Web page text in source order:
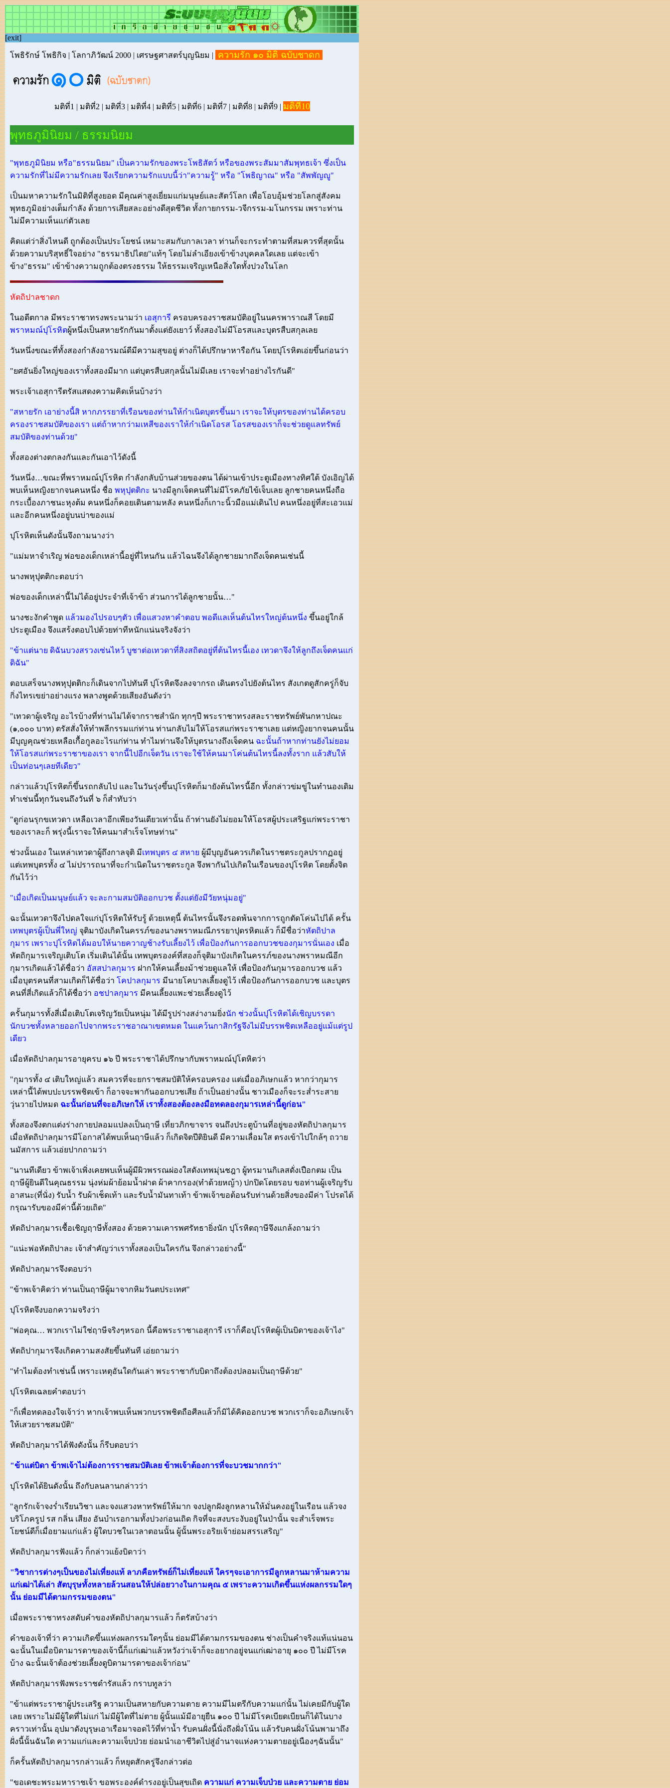
[exit]
โพธิรักษ์ โพธิกิจ | โลกาภิวัฒน์ 2000 | เศรษฐศาสตร์บุญนิยม | ความรัก ๑๐ มิติ ฉบับชาดก
มติที่1 | มติที่2 | มติที่3| มติที่4| มติที่5| มติที่6| มติที่7| มติที่8| มติที่9| มติที่10
พุทธภูมินิยม / ธรรมนิยม
"พุทธภูมินิยม หรือ"ธรรมนิยม" เป็นความรักของพระโพธิสัตว์ หรือของพระสัมมาสัมพุทธเจ้า ซึ่งเป็น
ความรักที่ไม่มีความรักเลย จึงเรียกความรักแบบนี้ว่า"ความรู้" หรือ "โพธิญาณ" หรือ "สัพพัญญู"
เป็นมหาความรักในมิติที่สูงยอด มีคุณค่าสูงเยี่ยมแก่มนุษย์และสัตว์โลก เพื่อโอบอุ้มช่วยโลกสู่สังคม
พุทธภูมิอย่างเต็มกำลัง ด้วยการเสียสละอย่างดีสุดชีวิต ทั้งกายกรรม-วจีกรรม-มโนกรรม เพราะท่าน
ไม่มีความเห็นแก่ตัวเลย
คิดแต่ว่าสิ่งไหนดี ถูกต้องเป็นประโยชน์ เหมาะสมกับกาลเวลา ท่านก็จะกระทำตามที่สมควรที่สุดนั้น
ด้วยความบริสุทธิ์ใจอย่าง "ธรรมาธิปไตย"แท้ๆ โดยไม่ลำเอียงเข้าข้างบุคคลใดเลย แต่จะเข้า
ข้าง"ธรรม" เข้าข้างความถูกต้องตรงธรรม ให้ธรรมเจริญเหนือสิ่งใดทั้งปวงในโลก
หัตถิปาลชาดก
ในอดีตกาล มีพระราชาทรงพระนามว่า เอสุการี ครอบครองราชสมบัติอยู่ในนครพาราณสี โดยมี
พราหมณ์ปุโรหิตผู้หนึ่งเป็นสหายรักกันมาตั้งแต่ยังเยาว์ ทั้งสองไม่มีโอรสและบุตรสืบสกุลเลย
วันหนึ่งขณะที่ทั้งสองกำลังอารมณ์ดีมีความสุขอยู่ ต่างก็ได้ปรึกษาหารือกัน โดยปุโรหิตเอ่ยขึ้นก่อนว่า
"ยศอันยิ่งใหญ่ของเราทั้งสองมีมาก แต่บุตรสืบสกุลนั้นไม่มีเลย เราจะทำอย่างไรกันดี"
พระเจ้าเอสุการีตรัสแสดงความคิดเห็นบ้างว่า
"สหายรัก เอาย่างนี้สิ หากภรรยาที่เรือนของท่านให้กำเนิดบุตรขึ้นมา เราจะให้บุตรของท่านได้ครอบ
ครองราชสมบัติของเรา แต่ถ้าหากว่ามเหสีของเราให้กำเนิดโอรส โอรสของเราก็จะช่วยดูแลทรัพย์
สมบัติของท่านด้วย"
ทั้งสองต่างตกลงกันและกันเอาไว้ดังนี้
วันหนึ่ง…ขณะที่พราหมณ์ปุโรหิต กำลังกลับบ้านส่วยของตน ได้ผ่านเข้าประตูเมืองทางทิศใต้ บังเอิญได้
พบเห็นหญิงยากจนคนหนึ่ง ชื่อ พหุปุตติกะ นางมีลูกเจ็ดคนที่ไม่มีโรคภัยไข้เจ็บเลย ลูกชายคนหนึ่งถือ
กระเบื้องภาชนะหุงต้ม คนหนึ่งก็คอยเดินตามหลัง คนหนึ่งก็เกาะนิ้วมือแม่เดินไป คนหนึ่งอยู่ที่สะเอวแม่
และอีกคนหนึ่งอยู่บนบ่าของแม่
ปุโรหิตเห็นดังนั้นจึงถามนางว่า
"แม่มหาจำเริญ พ่อของเด็กเหล่านี้อยู่ที่ไหนกัน แล้วไฉนจึงได้ลูกชายมากถึงเจ็ดคนเช่นนี้
นางพหุปุตติกะตอบว่า
พ่อของเด็กเหล่านี้ไม่ได้อยู่ประจำที่เจ้าข้า ส่วนการได้ลูกชายนั้น…"
นางชะงักคำพูด แล้วมองไปรอบๆตัว เพื่อแสวงหาคำตอบ พอดีแลเห็นต้นไทรใหญ่ต้นหนึ่ง ขึ้นอยู่ใกล้
ประตูเมือง จึงแสร้งตอบไปด้วยท่าทีหนักแน่นจริงจังว่า
"ข้าแต่นาย ดิฉันบวงสรวงเซ่นไหว้ บูชาต่อเทวดาที่สิงสถิตอยู่ที่ต้นไทรนี้เอง เทวดาจึงให้ลูกถึงเจ็ดคนแก่
ดิฉัน"
ตอบเสร็จนางพหุปุตติกะก็เดินจากไปทันที ปุโรหิตจึงลงจากรถ เดินตรงไปยังต้นไทร สังเกตดูสักครู่ก็จับ
กิ่งไทรเขย่าอย่างแรง พลางพูดด้วยเสียงอันดังว่า
"เทวดาผู้เจริญ อะไรบ้างที่ท่านไม่ได้จากราชสำนัก ทุกๆปี พระราชาทรงสละราชทรัพย์พันกหาปณะ
(๑,๐๐๐ บาท) ตรัสสั่งให้ทำพลีกรรมแก่ท่าน ท่านกลับไม่ให้โอรสแก่พระราชาเลย แต่หญิงยากจนคนนั้น
มีบุญคุณช่วยเหลือเกื้อกูลอะไรแก่ท่าน ทำไมท่านจึงให้บุตรนางถึงเจ็ดคน ฉะนั้นถ้าหากท่านยังไม่ยอม
ให้โอรสแก่พระราชาของเรา จากนี้ไปอีกเจ็ดวัน เราจะใช้ให้คนมาโค่นต้นไทรนี้ลงทั้งราก แล้วสับให้
เป็นท่อนๆเลยทีเดียว"
กล่าวแล้วปุโรหิตก็ขึ้นรถกลับไป และในวันรุ่งขึ้นปุโรหิตก็มายังต้นไทรนี้อีก ทั้งกล่าวข่มขู่ในทำนองเดิม
ทำเช่นนี้ทุกวันจนถึงวันที่ ๖ ก็สำทับว่า
"ดูก่อนรุกขเทวดา เหลือเวลาอีกเพียงวันเดียวเท่านั้น ถ้าท่านยังไม่ยอมให้โอรสผู้ประเสริฐแก่พระราชา
ของเราละก็ พรุ่งนี้เราจะให้คนมาสำเร็จโทษท่าน"
ช่วงนั้นเอง ในเหล่าเทวดาผู้ถึงกาลจุติ มีเทพบุตร ๔ สหาย ผู้มีบุญอันควรเกิดในราชตระกูลปรากฏอยู่
แต่เทพบุตรทั้ง ๔ ไม่ปรารถนาที่จะกำเนิดในราชตระกูล จึงพากันไปเกิดในเรือนของปุโรหิต โดยตั้งจิต
กันไว้ว่า
"เมื่อเกิดเป็นมนุษย์แล้ว จะละกามสมบัติออกบวช ตั้งแต่ยังมีวัยหนุ่มอยู่"
ฉะนั้นเทวดาจึงไปดลใจแก่ปุโรหิตให้รับรู้ ด้วยเหตุนี้ ต้นไทรนั้นจึงรอดพ้นจากการถูกตัดโค่นไปได้ ครั้น
เทพบุตรผู้เป็นพี่ใหญ่ จุติมาบังเกิดในครรภ์ของนางพราหมณีภรรยาปุดรหิตแล้ว ก็มีชื่อว่าหัตถิปาล
กุมาร เพราะปุโรหิตได้มอบให้นายควาญช้างรับเลี้ยงไว้ เพื่อป้องกันการออกบวชของกุมารนั่นเอง เมื่อ
หัตถิกุมารเจริญเติบโต เริ่มเดินได้นั้น เทพบุตรองค์ที่สองก็จุติมาบังเกิดในครรภ์ของนางพราหมณีอีก
กุมารเกิดแล้วได้ชื่อว่า อัสสปาลกุมาร ฝากให้คนเลี้ยงม้าช่วยดูแลให้ เพื่อป้องกันกุมารออกบวช แล้ว
เมื่อบุตรคนที่สามเกิดก็ได้ชื่อว่า โคปาลกุมาร มีนายโคบาลเลี้ยงดูไว้ เพื่อป้องกันการออกบวช และบุตร
คนที่สี่เกิดแล้วก็ได้ชื่อว่า อชปาลกุมาร มีคนเลี้ยงแพะช่วยเลี้ยงดูไว้
ครั้นกุมารทั้งสี่เมื่อเติบโตเจริญวัยเป็นหนุ่ม ได้มีรูปร่างสง่างามยิ่งนัก ช่วงนั้นปุโรหิตได้เชิญบรรดา
นักบวชทั้งหลายออกไปจากพระราชอาณาเขตหมด ในแคว้นกาสิกรัฐจึงไม่มีบรรพชิตเหลืออยู่แม้แต่รูป
เดียว
เมื่อหัตถิปาลกุมารอายุครบ ๑๖ ปี พระราชาได้ปรึกษากับพราหมณ์ปุโตหิตว่า
"กุมารทั้ง ๔ เติบใหญ่แล้ว สมควรที่จะยกราชสมบัติให้ครอบครอง แต่เมื่ออภิเษกแล้ว หากว่ากุมาร
เหล่านี้ได้พบปะบรรพชิตเข้า ก็อาจจะพากันออกบวชเสีย ถ้าเป็นอย่างนั้น ชาวเมืองก็จะระส่ำระสาย
วุ่นวายไปหมด ฉะนั้นก่อนที่จะอภิเษกให้ เราทั้งสองต้องลงมือทดลองกุมารเหล่านี้ดูก่อน"
ทั้งสองจึงตกแต่งร่างกายปลอมแปลงเป็นฤาษี เที่ยวภิกขาจาร จนถึงประตูบ้านที่อยู่ของหัตถิปาลกุมาร
เมื่อหัตถิปาลกุมารมีโอกาสได้พบเห็นฤาษีแล้ว ก็เกิดจิตปีติยินดี มีความเลื่อมใส ตรงเข้าไปใกล้ๆ ถวาย
นมัสการ แล้วเอ่ยปากถามว่า
"นานทีเดียว ข้าพเจ้าเพิ่งเคยพบเห็นผู้มีผิวพรรณผ่องใสดังเทพมุ่นชฎา ผู้ทรมานกิเลสดั่งเปือกตม เป็น
ฤาษีผู้ยินดีในคุณธรรม นุ่งห่มผ้าย้อมน้ำฝาด ผ้าคากรอง(ทำด้วยหญ้า) ปกปิดโดยรอบ ขอท่านผู้เจริญรับ
อาสนะ(ที่นั่ง) รับน้ำ รับผ้าเช็ดเท้า และรับน้ำมันทาเท้า ข้าพเจ้าขอต้อนรับท่านด้วยสิ่งของมีค่า โปรดได้
กรุณารับของมีค่านี้ด้วยเถิด"
หัตถิปาลกุมารเชื้อเชิญฤาษีทั้งสอง ด้วยความเคารพศรัทธายิ่งนัก ปุโรหิตฤาษีจึงแกล้งถามว่า
"แน่ะพ่อหัตถิปาละ เจ้าสำคัญว่าเราทั้งสองเป็นใครกัน จึงกล่าวอย่างนี้"
หัตถิปาลกุมารจึงตอบว่า
"ข้าพเจ้าคิดว่า ท่านเป็นฤาษีผู้มาจากหิมวันตประเทศ"
ปุโรหิตจึงบอกความจริงว่า
"พ่อคุณ… พวกเราไม่ใช่ฤาษีจริงๆหรอก นี้คือพระราชาเอสุการี เราก็คือปุโรหิตผู้เป็นบิดาของเจ้าไง"
หัตถิปากุมารจึงเกิดความสงสัยขึ้นทันที เอ่ยถามว่า
"ทำไมต้องทำเช่นนี้ เพราะเหตุอันใดกันเล่า พระราชากับบิดาถึงต้องปลอมเป็นฤาษีด้วย"
ปุโรหิตเฉลยคำตอบว่า
"ก็เพื่อทดลองใจเจ้าว่า หากเจ้าพบเห็นพวกบรรพชิตถือศีลแล้วก็มิได้คิดออกบวช พวกเราก็จะอภิเษกเจ้า
ให้เสวยราชสมบัติ"
หัตถิปาลกุมารได้ฟังดังนั้น ก็รีบตอบว่า
"ข้าแต่บิดา ข้าพเจ้าไม่ต้องการราชสมบัติเลย ข้าพเจ้าต้องการที่จะบวชมากกว่า"
ปุโรหิตได้ยินดังนั้น ถึงกับลนลานกล่าวว่า
"ลูกรักเจ้าจงร่ำเรียนวิชา และจงแสวงหาทรัพย์ให้มาก จงปลูกฝังลูกหลานให้มั่นคงอยู่ในเรือน แล้วจง
บริโภครูป รส กลิ่น เสียง อันบำเรอกามทั้งปวงก่อนเถิด กิจที่จะสงบระงับอยู่ในป่านั้น จะสำเร็จพระ
โยชน์ดีก็เมื่อยามแก่แล้ว ผู้ใดบวชในเวลาตอนนั้น ผู้นั้นพระอริยเจ้าย่อมสรรเสริญ"
หัตถิปาลกุมารฟังแล้ว ก็กล่าวแย้งบิดาว่า
"วิชาการต่างๆเป็นของไม่เที่ยงแท้ ลาภคือทรัพย์ก็ไม่เที่ยงแท้ ใครๆจะเอาการมีลูกหลานมาห้ามความ
แก่เฒ่าได้เล่า สัตบุรุษทั้งหลายล้วนสอนให้ปล่อยวางในกามคุณ ๕ เพราะความเกิดขึ้นแห่งผลกรรมใดๆ
นั้น ย่อมมีได้ตามกรรมของตน"
เมื่อพระราชาทรงสดับคำของหัตถิปาลกุมารแล้ว ก็ตรัสบ้างว่า
คำของเจ้าที่ว่า ความเกิดขึ้นแห่งผลกรรมใดๆนั้น ย่อมมีได้ตามกรรมของตน ช่างเป็นคำจริงแท้แน่นอน
ฉะนั้นในเมื่อบิดามารดาของเจ้านี้ก็แก่เฒ่าแล้วหวังว่าเจ้าก็จะอยากอยู่จนแก่เฒ่าอายุ ๑๐๐ ปี ไม่มีโรค
บ้าง ฉะนั้นเจ้าต้องช่วยเลี้ยงดูบิดามารดาของเจ้าก่อน"
หัตถิปาลกุมารฟังพระราชดำรัสแล้ว กราบทูลว่า
"ข้าแต่พระราชาผู้ประเสริฐ ความเป็นสหายกับความตาย ความมีไมตรีกับความแก่นั้น ไม่เคยมีกับผู้ใด
เลย เพราะไม่มีผู้ใดที่ไม่แก่ ไม่มีผู้ใดที่ไม่ตาย ผู้นั้นแม้มีอายุยืน ๑๐๐ ปี ไม่มีโรคเบียดเบียนก็ได้ในบาง
คราวเท่านั้น อุปมาดังบุรุษเอาเรือมาจอดไว้ที่ท่าน้ำ รับคนฝั่งนี้นั่งถึงฝั่งโน้น แล้วรับคนฝั่งโน้นพามาถึง
ฝั่งนี้นั้นฉันใด ความแก่และความเจ็บป่วย ย่อมนำเอาชีวิตไปสู่อำนาจแห่งความตายอยู่เนืองๆฉันนั้น"
ก็ครั้นหัตถิปาลกุมารกล่าวแล้ว ก็หยุดสักครู่จึงกล่าวต่อ
"ขอเดชะพระมหาราชเจ้า ขอพระองค์ดำรงอยู่เป็นสุขเถิด ความแก่ ความเจ็บป่วย และความตาย ย่อม